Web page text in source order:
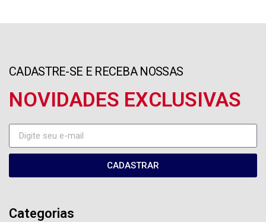
CADASTRE-SE E RECEBA NOSSAS
NOVIDADES EXCLUSIVAS
CADASTRAR
Categorias